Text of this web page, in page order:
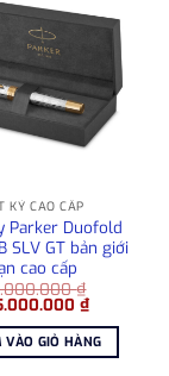
KÝ CAO CẤP
Parker Duofold
SLV GT bản giới
cao cấp
₫
₫.
₫Giá
hiện
tại
là:
VÀO GIỎ HÀNG